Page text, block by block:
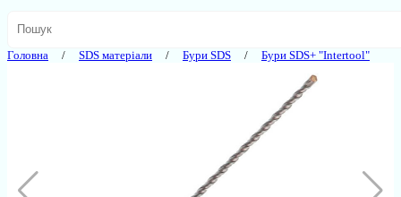
Головна SDS матеріали Бури SDS Бури SDS+ "Intertool"